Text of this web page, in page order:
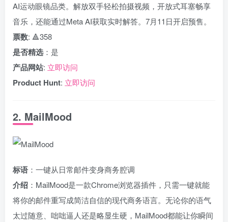
AI运动眼镜品类。解放双手轻松拍摄视频，开放式耳塞畅享
音乐，还能通过Meta AI获取实时解答。7月11日开启预售。
票数: 🔺358
是否精选 ：是
产品网站: 立即访问
Product Hunt: 立即访问
2. MailMood
标语 ：一键从日常邮件变身商务腔调
介绍 ：MailMood是一款Chrome浏览器插件，只需一键就能
将你的邮件重写成简洁自信的现代商务语言。无论你的语气
太过随意、咄咄逼人还是略显生硬，MailMood都能让你瞬间